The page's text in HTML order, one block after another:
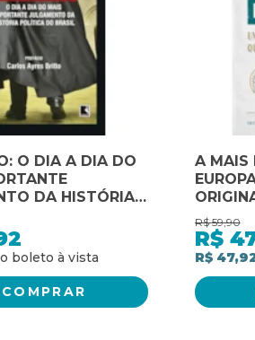
O DIA A DIA DO
DA HISTÓRIA
BRASIL: O DIA
IMPORTANTE
DA HISTÓRIA
BRASIL
COMPRAR
A MAIS
DAS
R$ 59,90
R$
R$